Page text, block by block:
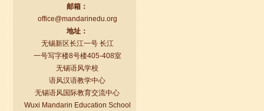
语风汉语学生Florent
我非常喜欢无锡语风汉语学校，这里真
邮箱：
office@mandarinedu.org
地址：
无锡新区长江一号 长江
一号写字楼8号楼405-408室
无锡语风学校
语风汉语教学中心
无锡语风国际教育交流中心
Wuxi Mandarin Education School